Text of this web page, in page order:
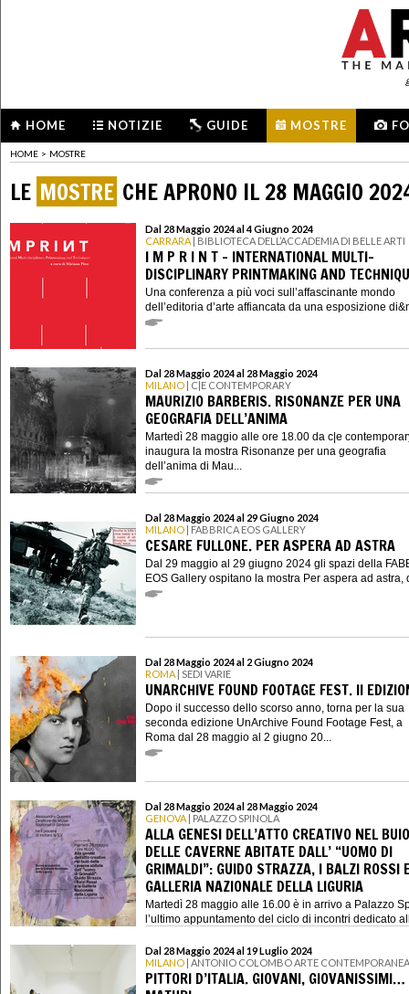
HOME NOTIZIE GUIDE MOSTRE
HOME > MOSTRE
LE MOSTRE CHE APRONO IL 28 MAGGIO
Dal 28 Maggio 2024 al 4 Giugno 2024
CARRARA | BIBLIOTECA DELL’ACCADEMIA DI BELLE ARTI
I M P R I N T - INTERNATIONAL MULTI-
DISCIPLINARY PRINTMAKING AND
Una conferenza a più voci sull’affascinante mondo
dell’editoria d’arte affiancata da una esposizione
Dal 28 Maggio 2024 al 28 Maggio 2024
MILANO | C|E CONTEMPORARY
MAURIZIO BARBERIS. RISONANZE PER UNA
GEOGRAFIA DELL’ANIMA
Martedì 28 maggio alle ore 18.00 da c|e
inaugura la mostra Risonanze per una geografia
dell’anima di Mau...
Dal 28 Maggio 2024 al 29 Giugno 2024
MILANO | FABBRICA EOS GALLERY
CESARE FULLONE. PER ASPERA AD ASTRA
Dal 29 maggio al 29 giugno 2024 gli spazi della
EOS Gallery ospitano la mostra Per aspera ad astra,
Dal 28 Maggio 2024 al 2 Giugno 2024
ROMA | SEDI VARIE
UNARCHIVE FOUND FOOTAGE FEST. II
Dopo il successo dello scorso anno, torna per la sua
seconda edizione UnArchive Found Footage Fest, a
Roma dal 28 maggio al 2 giugno 20...
Dal 28 Maggio 2024 al 28 Maggio 2024
GENOVA | PALAZZO SPINOLA
ALLA GENESI DELL’ATTO CREATIVO NEL BUIO
DELLE CAVERNE ABITATE DALL’ “UOMO DI
GRIMALDI”: GUIDO STRAZZA, I BALZI ROSSI
GALLERIA NAZIONALE DELLA LIGURIA
Martedì 28 maggio alle 16.00 è in arrivo a Palazzo
l’ultimo appuntamento del ciclo di incontri dedicato
Dal 28 Maggio 2024 al 19 Luglio 2024
MILANO | ANTONIO COLOMBO ARTE
PITTORI D’ITALIA. GIOVANI,